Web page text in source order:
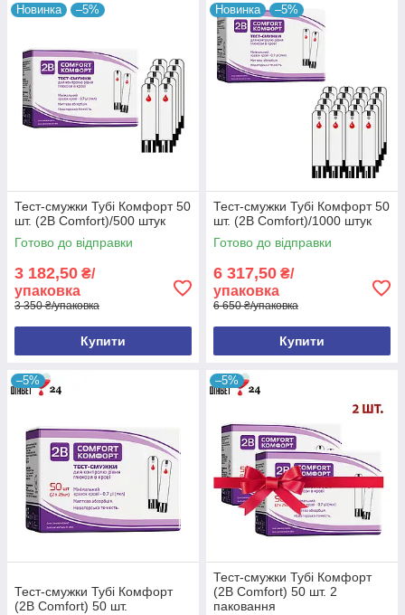
Щоб провести аналіз, необхідно отримати
лише 1 краплю свіжої капілярної крові.
У кожній упаковці міститься інструкція з
використання тесту смужок з повним
роз'ясненням інтерпретації результатів
Новинка –5%
Тест-смужки Тубі Комфорт 50
шт. (2B Comfort)/500 штук
Готово до відправки
3 182,50 ₴/
упаковка
3 350 ₴/упаковка
Купити
Новинка –5%
Тест-смужки Тубі Комфорт 50
шт. (2B Comfort)/1000 штук
Готово до відправки
6 317,50 ₴/
упаковка
6 650 ₴/упаковка
Купити
–5%
Тест-смужки Тубі Комфорт
(2B Comfort) 50 шт.
–5%
Тест-смужки Тубі Комфорт
(2B Comfort) 50 шт. 2
паковання